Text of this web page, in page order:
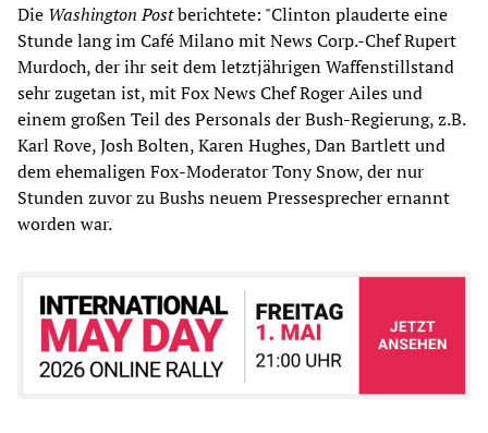
Die Washington Postberichtete: "Clinton plauderte eine
Stunde lang im Café Milano mit News Corp.-Chef Rupert
Murdoch, der ihr seit dem letztjährigen Waffenstillstand
sehr zugetan ist, mit Fox News Chef Roger Ailes und
einem großen Teil des Personals der Bush-Regierung, z.B.
Karl Rove, Josh Bolten, Karen Hughes, Dan Bartlett und
dem ehemaligen Fox-Moderator Tony Snow, der nur
Stunden zuvor zu Bushs neuem Pressesprecher ernannt
worden war.